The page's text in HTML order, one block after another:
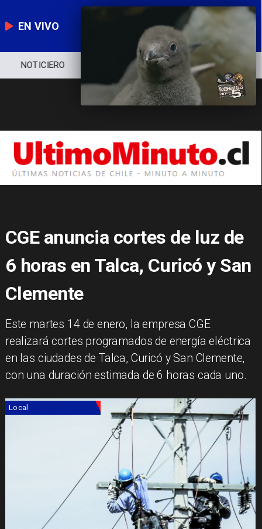
EN VIVO
NOTICIERO POLÍTICA ECONOMÍA
CGE anuncia cortes de luz de
6 horas en Talca, Curicó y San
Clemente
Este martes 14 de enero, la empresa CGE
realizará cortes programados de energía eléctrica
en las ciudades de Talca, Curicó y San Clemente,
con una duración estimada de 6 horas cada uno.
Local